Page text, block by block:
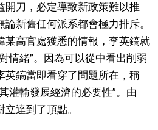
開刀，必定導致新政策難以推
新舊任何派系都會極力排斥。
某高官處獲悉的情報，李英鎬就
情緒”。因為可以從中看出削弱
英鎬當即看穿了問題所在，稱
灌輸發展經濟的必要性”。由
達到了頂點。